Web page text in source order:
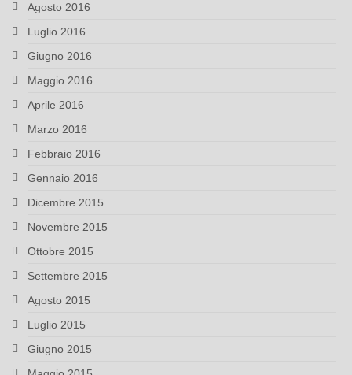
Agosto 2016
Luglio 2016
Giugno 2016
Maggio 2016
Aprile 2016
Marzo 2016
Febbraio 2016
Gennaio 2016
Dicembre 2015
Novembre 2015
Ottobre 2015
Settembre 2015
Agosto 2015
Luglio 2015
Giugno 2015